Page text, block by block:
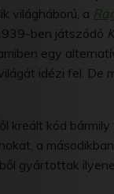
világháború, a
ben játszódó
egy
idézi fel. De
kreált kód
a
gyártottak